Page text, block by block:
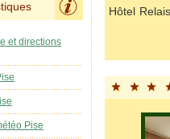
Hôtel
et directions
Pise